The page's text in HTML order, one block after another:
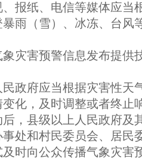
报纸、电信等媒体应当
雨（雪）、冰冻、台
灾害预警信息发布提
政府应当根据灾害性天
化，及时调整或者终止
，县级以上人民政府
处和村民委员会、居
时向公众传播气象灾